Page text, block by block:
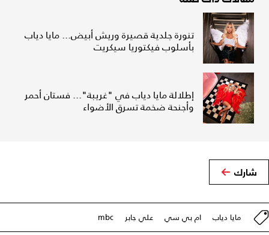
تنورة جلدية قصيرة وريش أبيض... مايا دياب
بأسلوب فيكتوريا سيكريت
إطلالة مايا دياب في "غريبة"... فستان أحمر
وأجنحة ضخمة تسرق الأضواء
شارك
مايا دياب ام بي سي علي جابر mbc